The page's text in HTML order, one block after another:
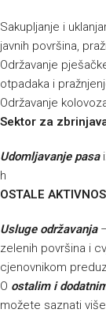
Sakupljanje i
javnih površina,
Održavanje
otpadaka i
Održavanje
Sektor za
Udomljavanje pasa
h
OSTALE
Usluge održavanja
zelenih površina i
cjenovnikom
O ostalim i
možete saznati